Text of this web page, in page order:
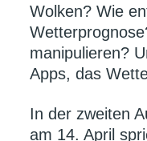
Wolken? Wie
manipulieren?
Apps, das
In der zweiten
am 14. April